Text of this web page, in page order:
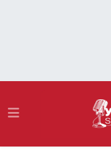
Namaz Vakitleri